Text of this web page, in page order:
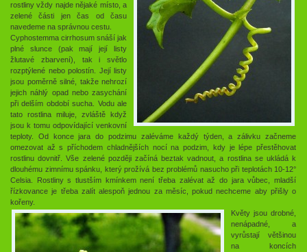
rostliny vždy najde nějaké místo, a
zelené části jen čas od času
navedeme na správnou cestu.
Cyphostemma cirrhosum snáší jak
plné slunce (pak mají její listy
žlutavé zbarvení), tak i světlo
rozptýlené nebo polostín. Její listy
jsou poměrně silné, takže nehrozí
jejich náhlý opad nebo zasychání
při delším období sucha. Vodu ale
tato rostlina miluje, zvláště když
jsou k tomu odpovídající venkovní
teploty. Od konce jara do podzimu zaléváme každý týden, a zálivku začneme
omezovat až s příchodem chladnějších nocí na podzim, kdy je lépe přestěhovat
rostlinu dovnitř. Vše zelené později začíná beztak vadnout, a rostlina se ukládá k
dlouhému zimnímu spánku, který prožívá bez problémů nasucho při teplotách 10-12°
Celsia. Rostliny s tlustším kmínkem není třeba zalévat až do jara vůbec, mladší
řízkovance je třeba zalít alespoň jednou za měsíc, pokud nechceme aby přišly o
kořeny.
Květy jsou drobné,
nenápadné, a
vyrůstají většinou
na koncích